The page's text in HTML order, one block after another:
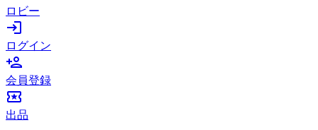
ロビー
login
ログイン
person_add
会員登録
local_activity
出品